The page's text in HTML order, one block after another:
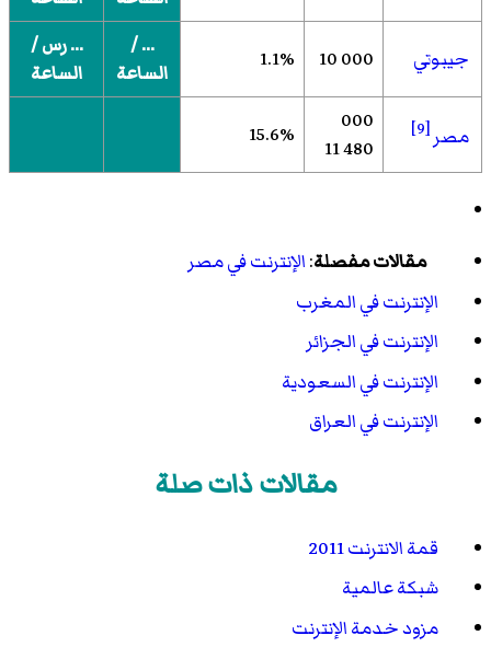
جيبوتي 000 10
1.1%
... /
الساعة
... رس /
الساعة
مصر[9]
000
480 11
15.6%
مقالات مفصلة:الإنترنت في مصر
الإنترنت في المغرب
الإنترنت في الجزائر
الإنترنت في السعودية
الإنترنت في العراق
مقالات ذات صلة
قمة الانترنت 2011
شبكة عالمية
مزود خدمة الإنترنت